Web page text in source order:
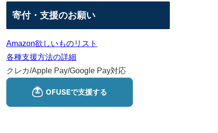
寄付・支援のお願い
Amazon欲しいものリスト
各種支援方法の詳細
クレカ/Apple Pay/Google Pay対応